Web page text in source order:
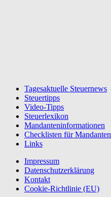
Tagesaktuelle Steuernews
Steuertipps
Video-Tipps
Steuerlexikon
Mandanteninformationen
Checklisten für Mandanten
Links
Impressum
Datenschutzerklärung
Kontakt
Cookie-Richtlinie (EU)